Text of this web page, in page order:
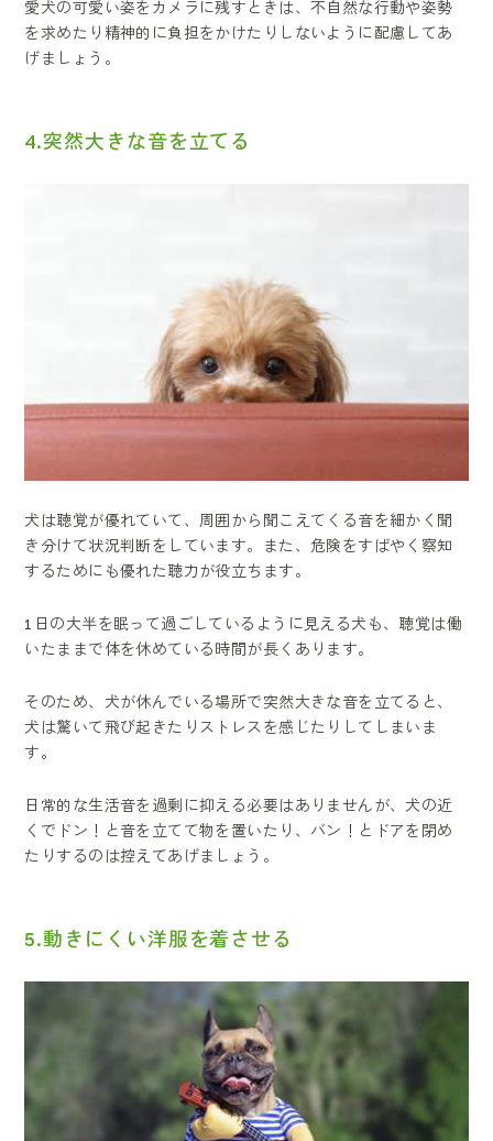
愛犬の可愛い姿をカメラに残すときは、不自然な行動や姿勢
を求めたり精神的に負担をかけたりしないように配慮してあ
げましょう。
4.突然大きな音を立てる
犬は聴覚が優れていて、周囲から聞こえてくる音を細かく聞
き分けて状況判断をしています。また、危険をすばやく察知
するためにも優れた聴力が役立ちます。
1日の大半を眠って過ごしているように見える犬も、聴覚は働
いたままで体を休めている時間が長くあります。
そのため、犬が休んでいる場所で突然大きな音を立てると、
犬は驚いて飛び起きたりストレスを感じたりしてしまいま
す。
日常的な生活音を過剰に抑える必要はありませんが、犬の近
くでドン！と音を立てて物を置いたり、バン！とドアを閉め
たりするのは控えてあげましょう。
5.動きにくい洋服を着させる